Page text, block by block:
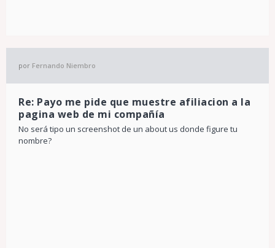
por Fernando Niembro
Re: Payo me pide que muestre afiliacion a la
pagina web de mi compañía
No será tipo un screenshot de un about us donde figure tu
nombre?